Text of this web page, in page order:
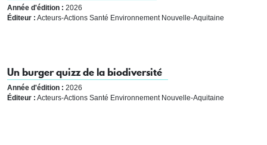
Année d'édition : 2026
Éditeur : Acteurs-Actions Santé Environnement Nouvelle-Aquitaine
Un burger quizz de la biodiversité
Année d'édition : 2026
Éditeur : Acteurs-Actions Santé Environnement Nouvelle-Aquitaine